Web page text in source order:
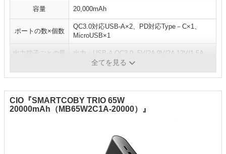
容量 20,000mAh
ポートの数×個数
QC3.0対応USB-A×2、PD対応Type－C×1、
MicroUSB×1
出力端子ごとの最
出力：USB-A QC3.0: 5V/2A 9V/2A 12V/1.5A
Type-C PD: 5V/3A 9V/2A 12V
全てを見る
CIO『SMARTCOBY TRIO 65W
20000mAh（MB65W2C1A-20000）』